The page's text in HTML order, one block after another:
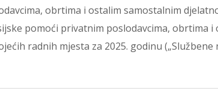
obrtima i ostalim samostalnim
pomoći privatnim poslodavcima, obrtima i
radnih mjesta za 2025. godinu („Službene